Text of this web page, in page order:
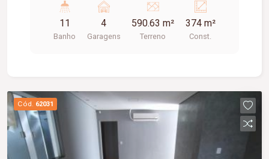
salas da recepção). 01 sala. Cozinha. Deposito.
Cômodo para material de limpeza. Piso granito,
porcelanato e cerâmica. - Imóvel no seguimento
11
Banho
4
Garagens
590.63 m²
Terreno
374 m²
Const.
Cód. 62031